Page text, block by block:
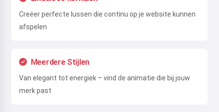
Creëer perfecte lussen die continu op je website kunnen
afspelen
Meerdere Stijlen
Van elegant tot energiek – vind de animatie die bij jouw
merk past